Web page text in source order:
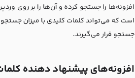
است که می‌تواند کلمات کلیدی با میزان
جستجو قرار می‌گیرند.
افزونه‌های پیشنهاد‌ دهنده